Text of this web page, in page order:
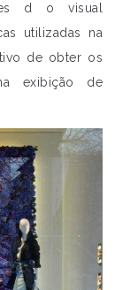
d o visual
utilizadas na
de obter os
exibição de